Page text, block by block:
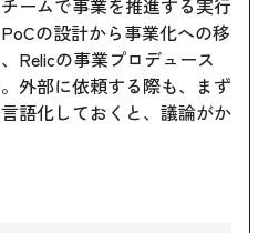
ームで事業を推進する実行
の設計から事業化への移
Relicの事業プロデュース
外部に依頼する際も、まず
語化しておくと、議論がか